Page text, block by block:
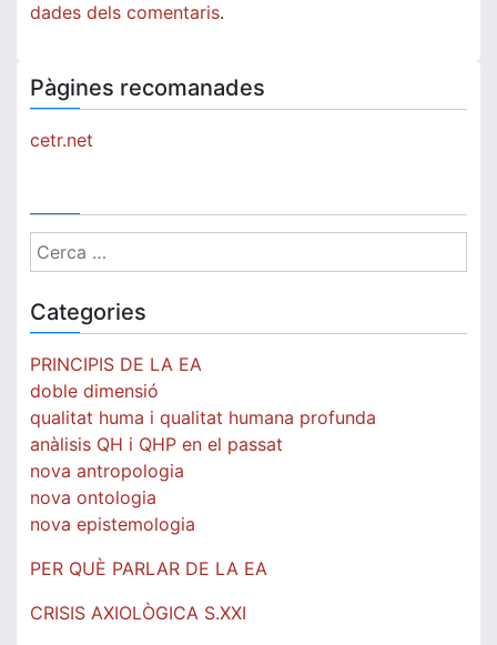
dades dels comentaris.
Pàgines recomanades
cetr.net
Cerca:
Categories
PRINCIPIS DE LA EA
doble dimensió
qualitat huma i qualitat humana profunda
anàlisis QH i QHP en el passat
nova antropologia
nova ontologia
nova epistemologia
PER QUÈ PARLAR DE LA EA
CRISIS AXIOLÒGICA S.XXI